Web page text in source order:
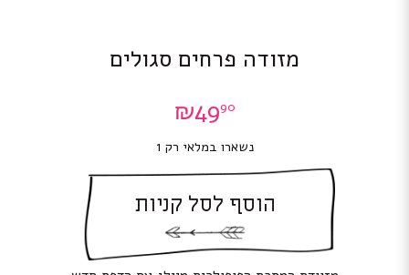
מזודה פרחים סגולים
₪4990
נשארו במלאי רק 1
הוסף לסל קניות